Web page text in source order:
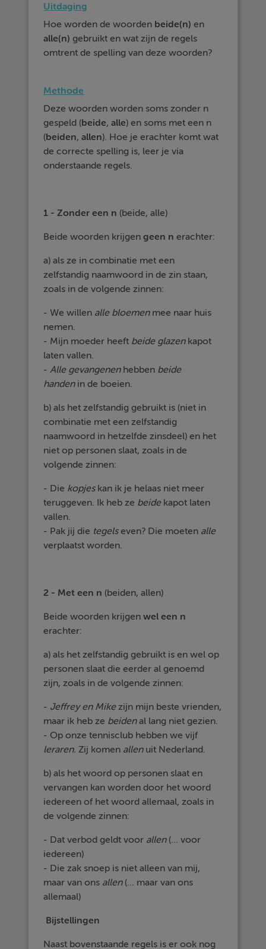
Uitdaging
Hoe worden de woorden beide(n) en
alle(n) gebruikt en wat zijn de regels
omtrent de spelling van deze woorden?
Methode
Deze woorden worden soms zonder n
gespeld (beide,alle) en soms met een n
(beiden,allen). Hoe je erachter komt wat
de correcte spelling is, leer je via
onderstaande regels.
1 - Zonder een n (beide, alle)
Beide woorden krijgengeen n erachter:
a) als ze in combinatie met een
zelfstandig naamwoord in de zin staan,
zoals in de volgende zinnen:
- We willen alle bloemenmee naar huis
nemen.
- Mijn moeder heeft beide glazenkapot
laten vallen.
-Alle gevangenenhebben beide
handenin de boeien.
b) als het zelfstandig gebruikt is (niet in
combinatie met een zelfstandig
naamwoord in hetzelfde zinsdeel) en het
niet op personen slaat, zoals in de
volgende zinnen:
- Die kopjeskan ik je helaas niet meer
teruggeven. Ik heb ze beidekapot laten
vallen.
- Pak jij die tegelseven? Die moeten alle
verplaatst worden.
2 - Met een n (beiden, allen)
Beide woorden krijgenwel een n
erachter:
a) als het zelfstandig gebruikt is en wel op
personen slaat die eerder al genoemd
zijn, zoals in de volgende zinnen:
- Jeffrey en Mikezijn mijn beste vrienden,
maar ik heb ze beidenal lang niet gezien.
- Op onze tennisclub hebben we vijf
leraren. Zij komen allenuit Nederland.
b) als het woord op personen slaat en
vervangen kan worden door het woord
iedereen of het woord allemaal, zoals in
de volgende zinnen:
- Dat verbod geldt voor allen(... voor
iedereen)
- Die zak snoep is niet alleen van mij,
maar van ons allen(... maar van ons
allemaal)
Bijstellingen
Naast bovenstaande regels is er ook nog